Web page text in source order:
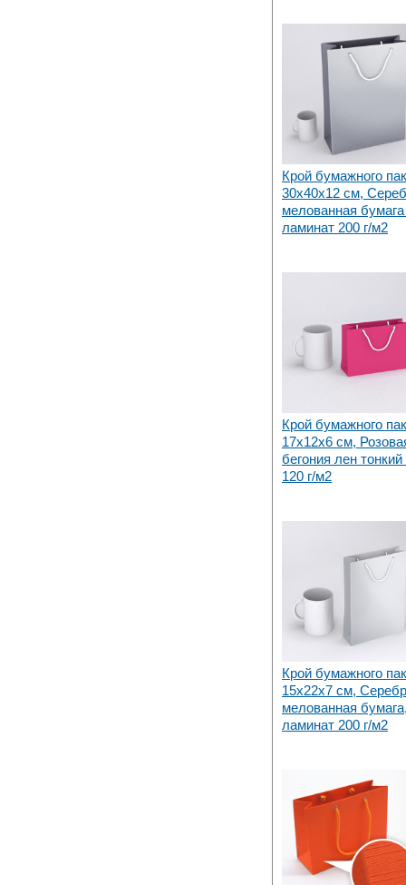
Крой бумажного
30х40x12 см,
мелованная
ламинат 200 г/м2
Крой бумажного
17х12x6 см,
бегония лен
120 г/м2
Крой бумажного
15х22x7 см,
мелованная
ламинат 200 г/м2